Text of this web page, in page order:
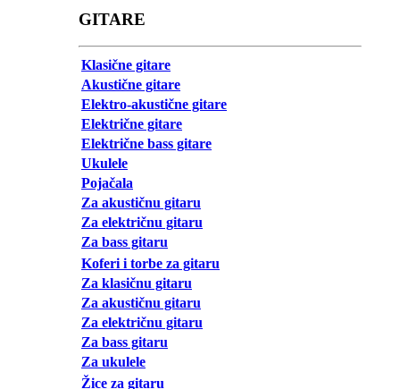
GITARE
Klasične gitare
Akustične gitare
Elektro-akustične gitare
Električne gitare
Električne bass gitare
Ukulele
Pojačala
Za akustičnu gitaru
Za električnu gitaru
Za bass gitaru
Koferi i torbe za gitaru
Za klasičnu gitaru
Za akustičnu gitaru
Za električnu gitaru
Za bass gitaru
Za ukulele
Žice za gitaru